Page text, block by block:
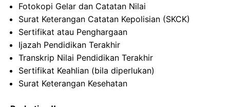
Fotokopi Gelar dan Catatan Nilai
Surat Keterangan Catatan Kepolisian (SKCK)
Sertifikat atau Penghargaan
Ijazah Pendidikan Terakhir
Transkrip Nilai Pendidikan Terakhir
Sertifikat Keahlian (bila diperlukan)
Surat Keterangan Kesehatan